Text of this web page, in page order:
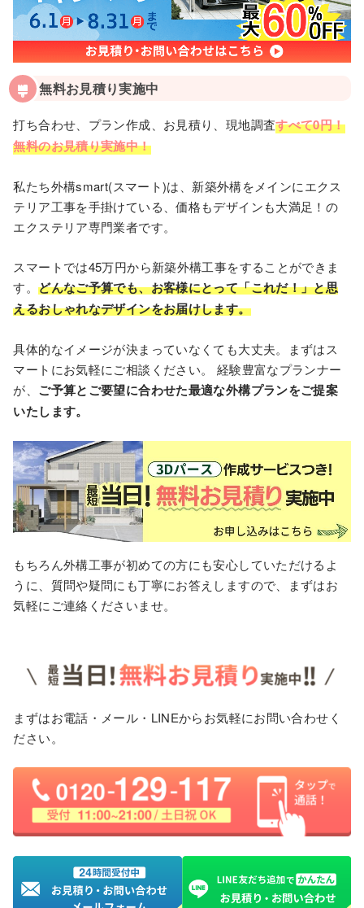
無料お見積り実施中
打ち合わせ、プラン作成、お見積り、現地調査すべて0円！
無料のお見積り実施中！
私たち外構smart(スマート)は、新築外構をメインにエクス
テリア工事を手掛けている、価格もデザインも大満足！の
エクステリア専門業者です。
スマートでは45万円から新築外構⼯事をすることができま
す。どんなご予算でも、お客様にとって「これだ！」と思
えるおしゃれなデザインをお届けします。
具体的なイメージが決まっていなくても⼤丈夫。まずはス
マートにお気軽にご相談ください。 経験豊富なプランナー
が、 ご予算とご要望に合わせた最適な外構プランをご提案
いたします。
もちろん外構工事が初めての方にも安心していただけるよ
うに、質問や疑問にも丁寧にお答えしますので、まずはお
気軽にご連絡くださいませ。
まずはお電話・メール・LINEからお気軽にお問い合わせく
ださい。